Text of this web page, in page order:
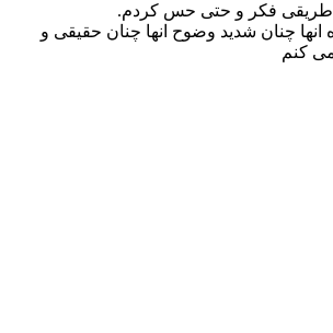
طریقی فکر و حتی حس کردم.
چنان شدید وضوح انها چنان حقیقی و
کنم